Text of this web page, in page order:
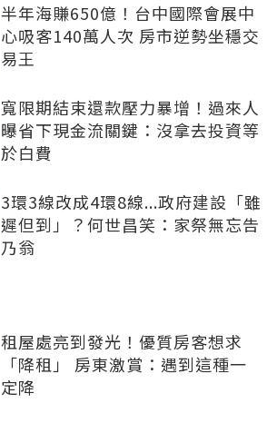
半年海賺650億！台中國際會展中
心吸客140萬人次 房市逆勢坐穩交
易王
寬限期結束還款壓力暴增！過來人
曝省下現金流關鍵：沒拿去投資等
於白費
3環3線改成4環8線...政府建設「雖
遲但到」？何世昌笑：家祭無忘告
乃翁
租屋處亮到發光！優質房客想求
「降租」 房東激賞：遇到這種一
定降